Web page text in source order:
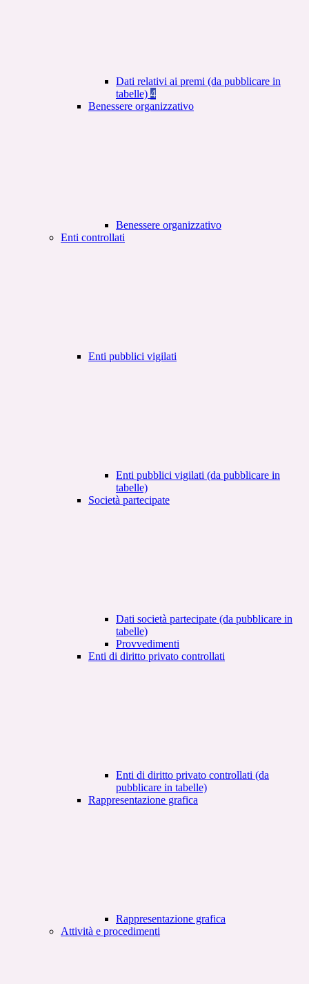
Dati relativi ai premi (da pubblicare in
tabelle) 4
Benessere organizzativo
Benessere organizzativo
Enti controllati
Enti pubblici vigilati
Enti pubblici vigilati (da pubblicare in
tabelle)
Società partecipate
Dati società partecipate (da pubblicare in
tabelle)
Provvedimenti
Enti di diritto privato controllati
Enti di diritto privato controllati (da
pubblicare in tabelle)
Rappresentazione grafica
Rappresentazione grafica
Attività e procedimenti